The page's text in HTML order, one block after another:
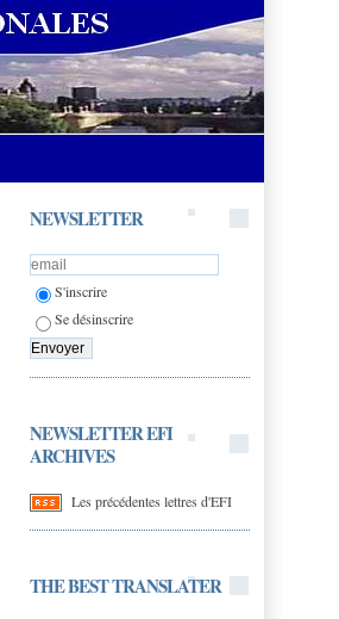
NEWSLETTER
S'inscrire
Se désinscrire
NEWSLETTER EFI
ARCHIVES
Les précédentes lettres d'EFI
THE BEST TRANSLATER